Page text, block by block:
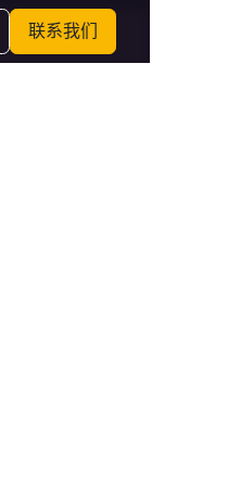
联系我们